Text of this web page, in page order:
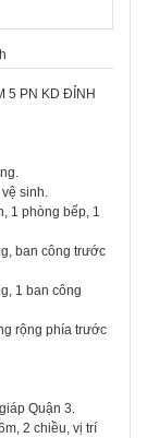
5 PN KD ĐỈNH
sinh.
1 phòng bếp, 1
ban công trước
1 ban công
rộng phía trước
Quận 3.
2 chiều, vị trí